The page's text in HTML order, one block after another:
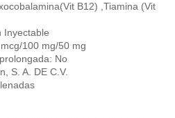
B12) ,Tiamina (Vit
Inyectable
100 mg/50 mg
No
S. A. DE C.V.